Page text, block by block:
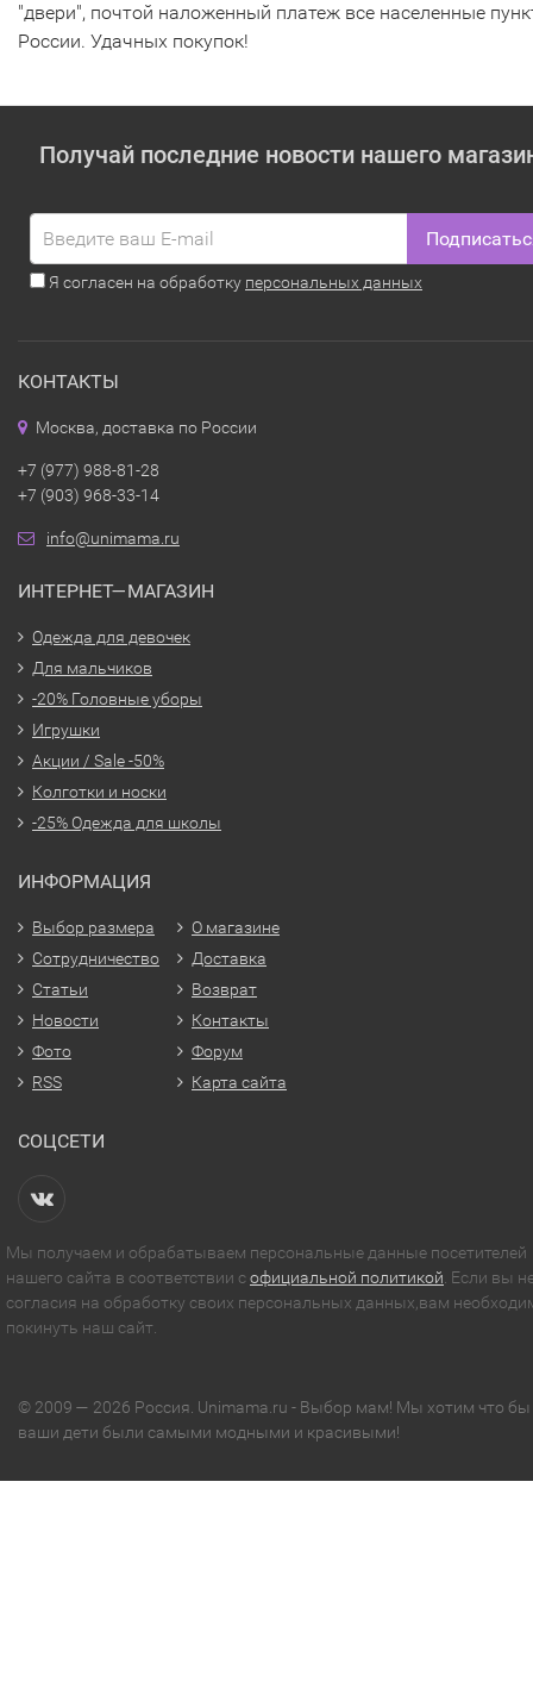
"двери", почтой наложенный платеж все населенные
России. Удачных покупок!
Получай последние новости нашего
Я согласен на обработку персональных данных
КОНТАКТЫ
Москва, доставка по России
+7 (977) 988-81-28
+7 (903) 968-33-14
info@unimama.ru
ИНТЕРНЕТ—МАГАЗИН
Одежда для девочек
Для мальчиков
-20% Головные уборы
Игрушки
Акции / Sale -50%
Колготки и носки
-25% Одежда для школы
ИНФОРМАЦИЯ
Выбор размера
Сотрудничество
Статьи
Новости
Фото
RSS
О магазине
Доставка
Возврат
Контакты
Форум
Карта сайта
СОЦСЕТИ
Мы получаем и обрабатываем персональные данные посетителей
нашего сайта в соответствии софициальной политикой . Если вы
согласия на обработку своих персональных данных,вам
покинуть наш сайт.
© 2009 — 2026 Россия. Unimama.ru - Выбор мам! Мы хотим что бы
ваши дети были самыми модными и красивыми!